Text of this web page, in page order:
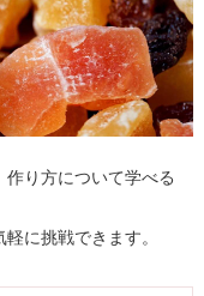
り方について学べる
に挑戦できます。